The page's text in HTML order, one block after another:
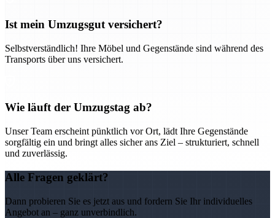
Ist mein Umzugsgut versichert?
Selbstverständlich! Ihre Möbel und Gegenstände sind während des
Transports über uns versichert.
Wie läuft der Umzugstag ab?
Unser Team erscheint pünktlich vor Ort, lädt Ihre Gegenstände
sorgfältig ein und bringt alles sicher ans Ziel – strukturiert, schnell
und zuverlässig.
Alle Fragen geklärt?
Dann probieren Sie es jetzt aus und fordern Sie Ihr individuelles
Angebot an – ganz unverbindlich.